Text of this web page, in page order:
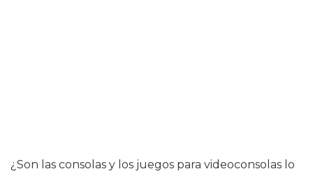
¿Son las consolas y los juegos para videoconsolas lo